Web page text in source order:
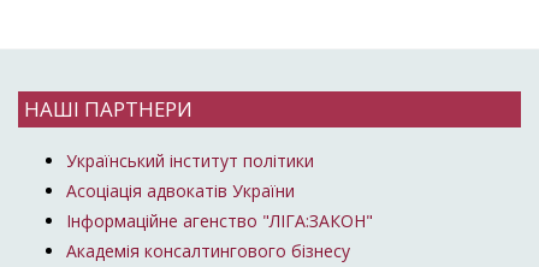
НАШІ ПАРТНЕРИ
Український інститут політики
Асоціація адвокатів України
Інформаційне агенство "ЛІГА:ЗАКОН"
Академія консалтингового бізнесу